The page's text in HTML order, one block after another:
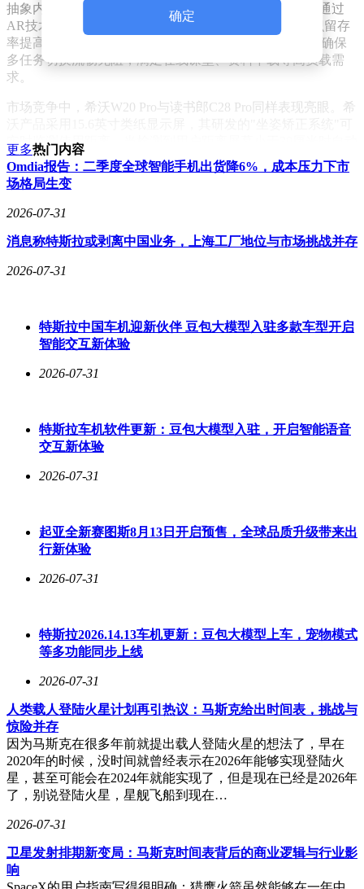
抽象内容转化为互动体验。例如在化学科目中，学生可通过
AR技术观察分子结构变化，这种沉浸式学习方式使知识留存
率提高65%。设备支持的12GB运存与512GB存储空间，确保
多任务切换流畅无阻，满足在线课堂、资料下载等高负载需
求。
市场竞争中，希沃W20 Pro与读书郎C28 Pro同样表现亮眼。希
实时监测使用距离，当检测到用户距离屏幕小于30厘米时自动
触发提醒。读书郎C28 Pro则主打全学科错题管理功能，通过
OCR识别技术将手写错题自动归类，生成个性化错题本。该
设备配备的8核处理器，在运行大型教育APP时表现稳定，
256GB存储空间可容纳超过20万份学习资料。
选购建议显示，不同学习需求对应差异化产品选择。对于需要
破方案；注重视力保护的家庭可优先考虑希沃的护眼技术；而
校教学进度保持同步，同时关注设备的扩展接口是否支持未来
升级需求。
确定
更多热门内容
Omdia报告：二季度全球智能手机出货降6%，成本压力下市
场格局生变
2026-07-31
消息称特斯拉或剥离中国业务，上海工厂地位与市场挑战并存
2026-07-31
特斯拉中国车机迎新伙伴 豆包大模型入驻多款车型开启
智能交互新体验
2026-07-31
特斯拉车机软件更新：豆包大模型入驻，开启智能语音
交互新体验
2026-07-31
起亚全新赛图斯8月13日开启预售，全球品质升级带来出
行新体验
2026-07-31
特斯拉2026.14.13车机更新：豆包大模型上车，宠物模式
等多功能同步上线
2026-07-31
人类载人登陆火星计划再引热议：马斯克给出时间表，挑战与
惊险并存
因为马斯克在很多年前就提出载人登陆火星的想法了，早在
2020年的时候，没时间就曾经表示在2026年能够实现登陆火
星，甚至可能会在2024年就能实现了，但是现在已经是2026年
了，别说登陆火星，星舰飞船到现在…
2026-07-31
卫星发射排期新变局：马斯克时间表背后的商业逻辑与行业影
响